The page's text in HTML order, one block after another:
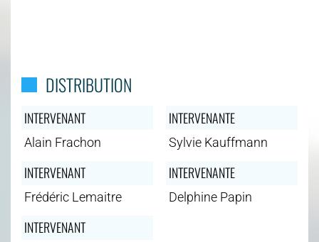
DISTRIBUTION
INTERVENANT
Alain Frachon
INTERVENANTE
Sylvie Kauffmann
INTERVENANT
Frédéric Lemaitre
INTERVENANTE
Delphine Papin
INTERVENANT